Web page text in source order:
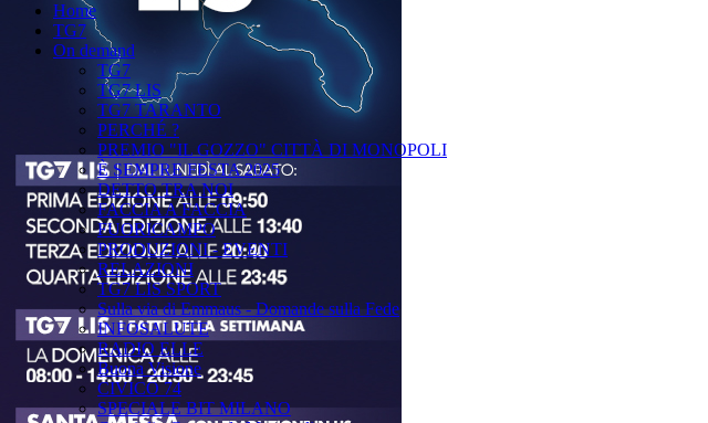
Home
TG7
On demand
TG7
TG7 LIS
TG7 TARANTO
PERCHÉ ?
PREMIO "IL GOZZO" CITTÀ DI MONOPOLI
È SEMPRE FESTA 2025
DETTO TRA NOI
FACCIA A FACCIA
FUORICAMPO
PRODUZIONI - EVENTI
RELAZIONI
TG7 LIS SPORT
Sulla via di Emmaus - Domande sulla Fede
INFOSALUTE
RADIO ELLE
Buona Visione
CIVICO 74
SPECIALE BIT MILANO